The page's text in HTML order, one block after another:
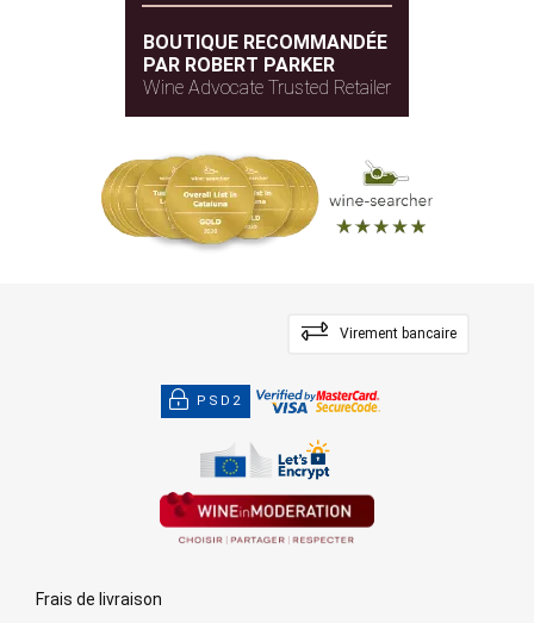
BOUTIQUE RECOMMANDÉE
PAR ROBERT PARKER
Wine Advocate Trusted Retailer
Virement bancaire
PSD2
Frais de livraison